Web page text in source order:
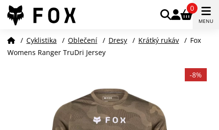
0
MENU
/ Cyklistika / Oblečení / Dresy / Krátký rukáv / Fox
Womens Ranger TruDri Jersey
-8%